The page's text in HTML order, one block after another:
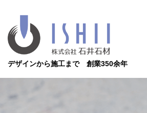
デザインから施工まで 創業350余年